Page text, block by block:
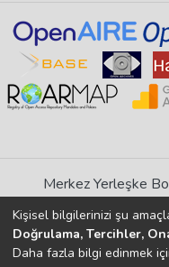
Merkez Yerleşke
If you find any
DSpace
Kişisel bilgilerinizi şu
Doğrulama, Tercihler,
Daha fazla bilgi edinmek